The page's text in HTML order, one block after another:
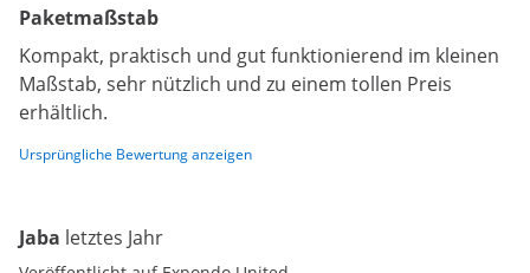
Paketmaßstab
Kompakt, praktisch und gut funktionierend im kleinen
Maßstab, sehr nützlich und zu einem tollen Preis
erhältlich.
Ursprüngliche Bewertung anzeigen
Jaba letztes Jahr